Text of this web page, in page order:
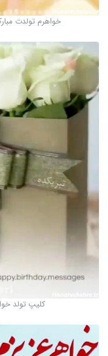
خواهرم تولدت
کلیپ تولد